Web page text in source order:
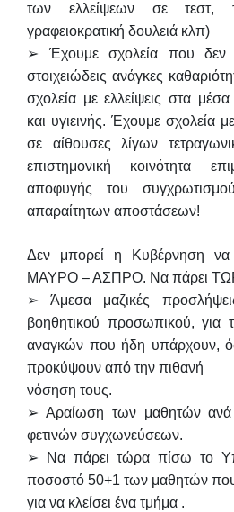
των ελλείψεων σετεστ,
γραφειοκρατική δουλειά κλπ)
➢ Έχουμε σχολεία που δεν
στοιχειώδεις ανάγκες
σχολεία με ελλείψεις στα
και υγιεινής. Έχουμε σχολεία
σε αίθουσες λίγων
επιστημονική κοινότητα
αποφυγής του
απαραίτητων αποστάσεων!
Δεν μπορεί η Κυβέρνηση να
ΜΑΥΡΟ – ΑΣΠΡΟ. Να πάρει
➢ Άμεσα μαζικές
βοηθητικού προσωπικού, για
αναγκών που ήδη υπάρχουν,
προκύψουν από την πιθανή
νόσηση τους.
➢ Αραίωση των μαθητών ανά
φετινών συγχωνεύσεων.
➢ Να πάρει τώρα πίσω το
ποσοστό 50+1 των μαθητών
για να κλείσει ένα τμήμα .